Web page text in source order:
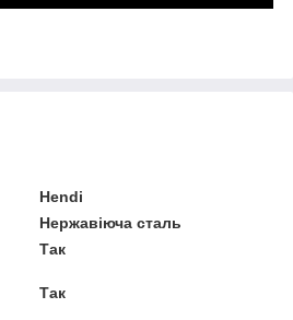
Hendi
Нержавіюча сталь
Так
Так